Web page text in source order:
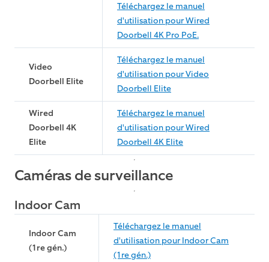
Téléchargez le manuel
d'utilisation pour Wired
Doorbell 4K Pro PoE.
Video
Doorbell Elite
Téléchargez le manuel
d'utilisation pour Video
Doorbell Elite
Wired
Doorbell 4K
Elite
Téléchargez le manuel
d'utilisation pour Wired
Doorbell 4K Elite
Caméras de surveillance
Indoor Cam
Indoor Cam
(1re gén.)
Téléchargez le manuel
d'utilisation pour Indoor Cam
(1re gén.)